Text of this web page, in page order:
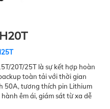
20T/25T là sự kết hợp hoàn
toàn tải với thời gian
50A, tương thích pin Lithium
êm ái, giám sát từ xa dễ